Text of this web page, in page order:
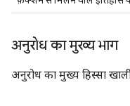
अनुरोध का मुख्य भाग
अनुरोध का मुख्य हिस्सा खाली